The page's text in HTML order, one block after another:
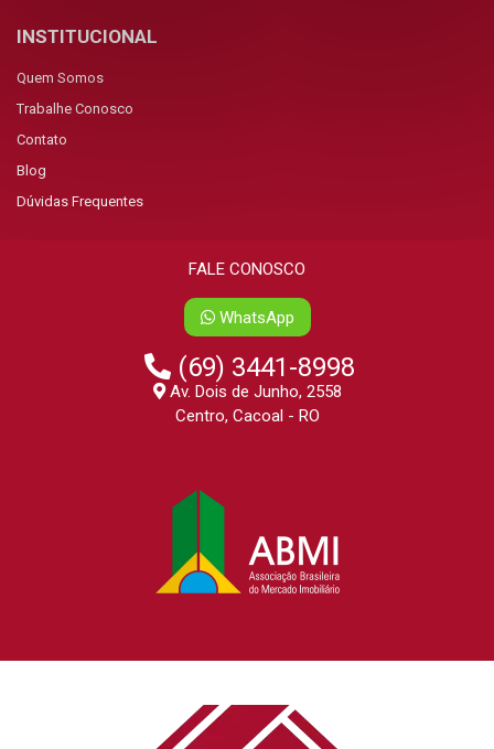
INSTITUCIONAL
Quem Somos
Trabalhe Conosco
Contato
Blog
Dúvidas Frequentes
FALE CONOSCO
WhatsApp
(69) 3441-8998
Av. Dois de Junho, 2558
Centro, Cacoal - RO